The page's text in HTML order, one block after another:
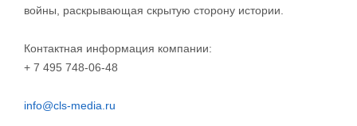
войны, раскрывающая скрытую сторону истории.
Контактная информация компании:
+ 7 495 748-06-48
info@cls-media.ru